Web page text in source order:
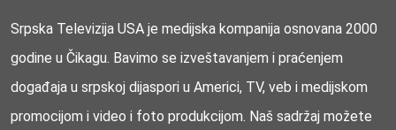
Srpska Televizija USA je medijska kompanija osnovana 2000
godine u Čikagu. Bavimo se izveštavanjem i praćenjem
događaja u srpskoj dijaspori u Americi, TV, veb i medijskom
promocijom i video i foto produkcijom. Naš sadržaj možete